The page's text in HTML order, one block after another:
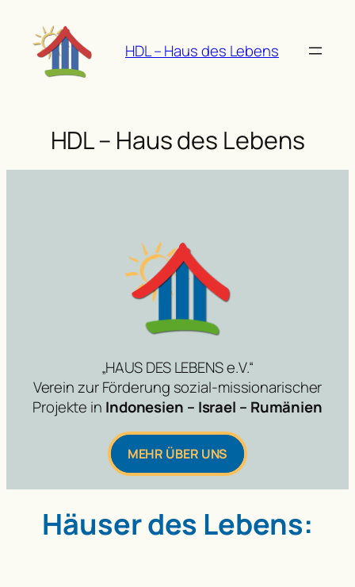
Inhalt
springen
HDL – Haus des Lebens
HDL – Haus des Lebens
„HAUS DES LEBENS e.V.“
Verein zur Förderung sozial-missionarischer
Projekte in Indonesien – Israel – Rumänien
MEHR ÜBER UNS
Häuser des Lebens: